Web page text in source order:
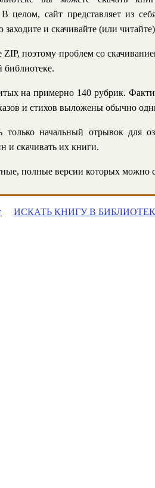
целом, сайт представляет из
и скачивайте (или
поэтому проблем со
библиотеке.
на примерно 140 рубрик.
и стихов выложены обычно
начальный отрывок для
и скачивать их книги.
полные версии которых можно
ИСКАТЬ КНИГУ В